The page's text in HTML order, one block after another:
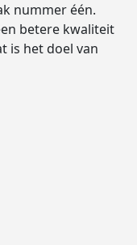
nummer één.
betere kwaliteit
is het doel van